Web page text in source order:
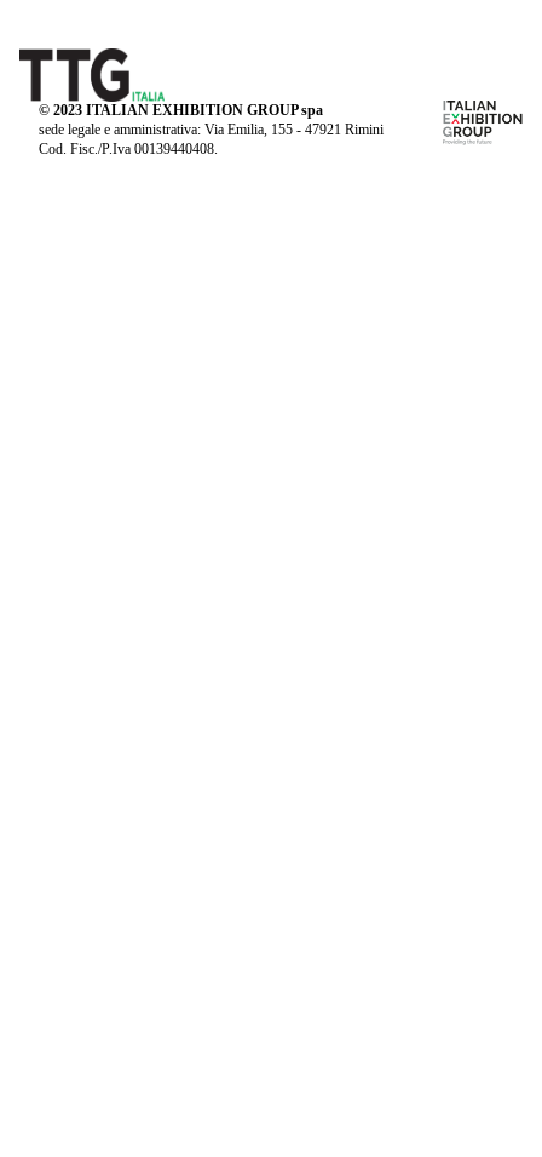
© 2023 ITALIAN EXHIBITION GROUP spa
sede legale e amministrativa: Via Emilia, 155 - 47921 Rimini
Cod. Fisc./P.Iva 00139440408.